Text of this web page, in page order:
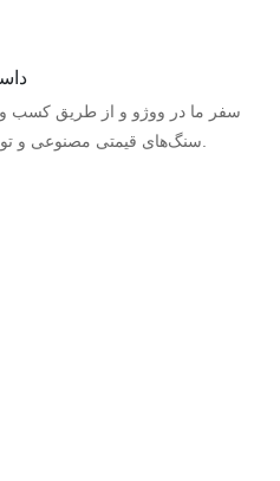
سفر ما در ووژو و از طریق کسب و
سنگ‌های قیمتی مصنوعی و تولید جواهرات تمرکز داشتیم.